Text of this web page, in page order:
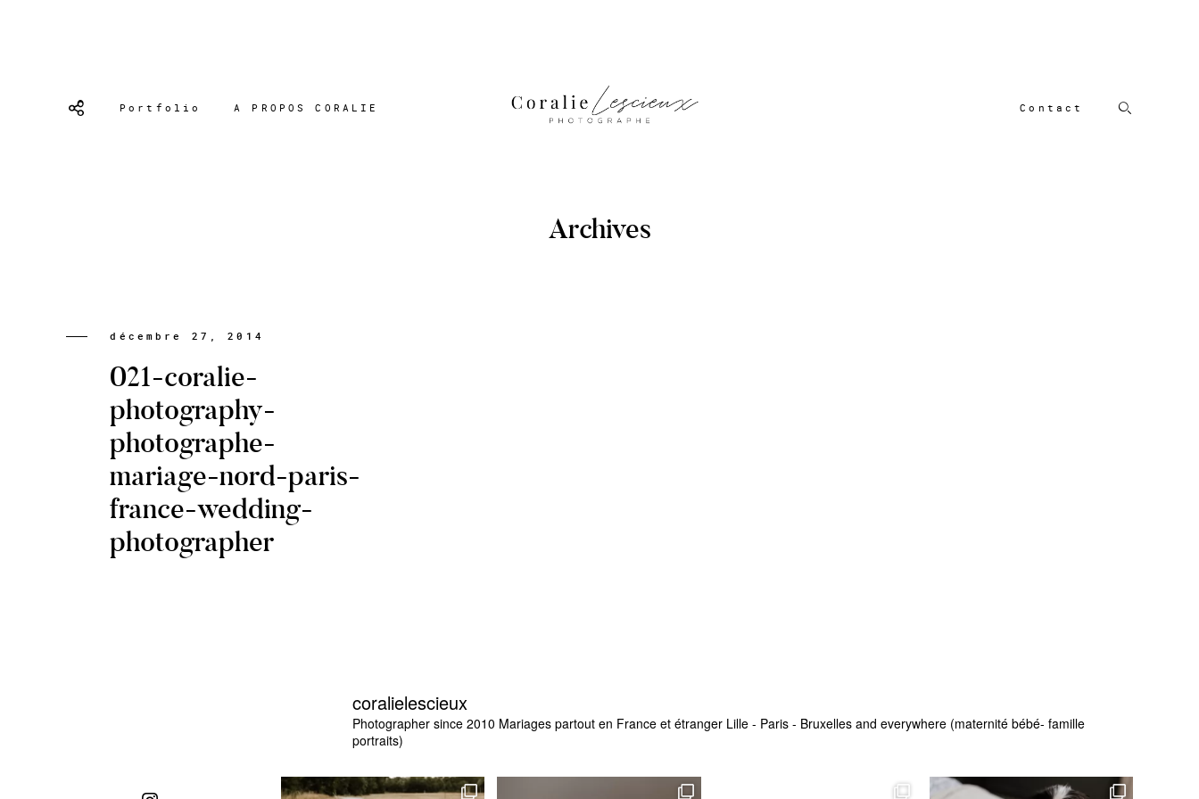
Portfolio A PROPOS CORALIE Contact
Archives
décembre 27, 2014
021-coralie-
photography-
photographe-
mariage-nord-paris-
france-wedding-
photographer
coralielescieux
Photographer since 2010 Mariages partout en France et étranger Lille - Paris - Bruxelles and everywhere (maternité bébé- famille
portraits)